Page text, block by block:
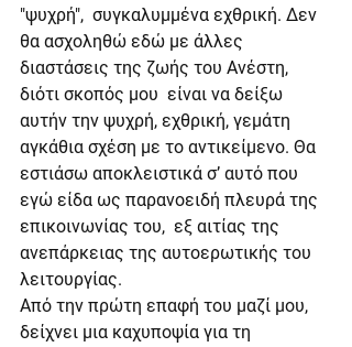
"ψυχρή",  συγκαλυμμένα εχθρική. Δεν
θα ασχοληθώ εδώ με άλλες
διαστάσεις της ζωής του Ανέστη,
διότι σκοπός μου  είναι να δείξω
αυτήν την ψυχρή, εχθρική, γεμάτη
αγκάθια σχέση με το αντικείμενο. Θα
εστιάσω αποκλειστικά σ’ αυτό που
εγώ είδα ως παρανοειδή πλευρά της
επικοινωνίας του,  εξ αιτίας της
ανεπάρκειας της αυτοερωτικής του
λειτουργίας.
Από την πρώτη επαφή του μαζί μου,
δείχνει μια καχυποψία για τη